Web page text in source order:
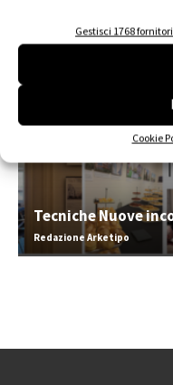
Gestisci 1768 fornitori
Cookie
Tecniche Nuove
Redazione Arketipo